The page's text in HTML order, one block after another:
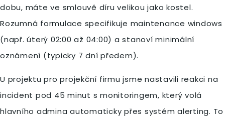
dobu, máte ve smlouvě díru velikou jako kostel.
Rozumná formulace specifikuje maintenance windows
(např. úterý 02:00 až 04:00) a stanoví minimální
oznámení (typicky 7 dní předem).
U projektu pro projekční firmu jsme nastavili reakci na
incident pod 45 minut s monitoringem, který volá
hlavního admina automaticky přes systém alerting. To